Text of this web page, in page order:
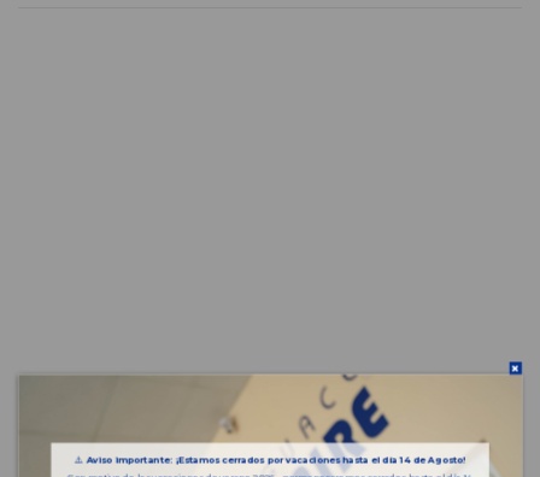
⚠️ Aviso importante: ¡Estamos cerrados por vacaciones hasta el día 14 de Agosto!